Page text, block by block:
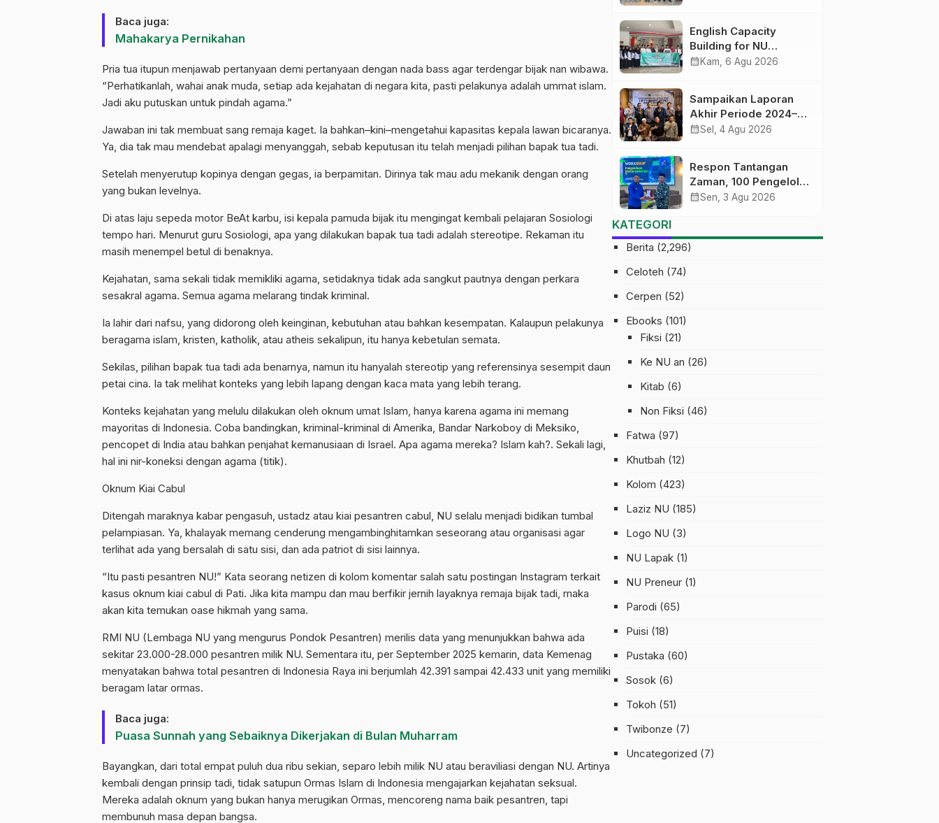
Baca juga:
Mahakarya Pernikahan
Pria tua itupun menjawab pertanyaan demi pertanyaan dengan nada bass agar terdengar bijak nan wibawa.
“Perhatikanlah, wahai anak muda, setiap ada kejahatan di negara kita, pasti pelakunya adalah ummat islam.
Jadi aku putuskan untuk pindah agama.”
Jawaban ini tak membuat sang remaja kaget. Ia bahkan–kini–mengetahui kapasitas kepala lawan bicaranya.
Ya, dia tak mau mendebat apalagi menyanggah, sebab keputusan itu telah menjadi pilihan bapak tua tadi.
Setelah menyerutup kopinya dengan gegas, ia berpamitan. Dirinya tak mau adu mekanik dengan orang
yang bukan levelnya.
Di atas laju sepeda motor BeAt karbu, isi kepala pamuda bijak itu mengingat kembali pelajaran Sosiologi
tempo hari. Menurut guru Sosiologi, apa yang dilakukan bapak tua tadi adalah stereotipe. Rekaman itu
masih menempel betul di benaknya.
Kejahatan, sama sekali tidak memikliki agama, setidaknya tidak ada sangkut pautnya dengan perkara
sesakral agama. Semua agama melarang tindak kriminal.
Ia lahir dari nafsu, yang didorong oleh keinginan, kebutuhan atau bahkan kesempatan. Kalaupun pelakunya
beragama islam, kristen, katholik, atau atheis sekalipun, itu hanya kebetulan semata.
Sekilas, pilihan bapak tua tadi ada benarnya, namun itu hanyalah stereotip yang referensinya sesempit daun
petai cina. Ia tak melihat konteks yang lebih lapang dengan kaca mata yang lebih terang.
Konteks kejahatan yang melulu dilakukan oleh oknum umat Islam, hanya karena agama ini memang
mayoritas di Indonesia. Coba bandingkan, kriminal-kriminal di Amerika, Bandar Narkoboy di Meksiko,
pencopet di India atau bahkan penjahat kemanusiaan di Israel. Apa agama mereka? Islam kah?. Sekali lagi,
hal ini nir-koneksi dengan agama (titik).
Oknum Kiai Cabul
Ditengah maraknya kabar pengasuh, ustadz atau kiai pesantren cabul, NU selalu menjadi bidikan tumbal
pelampiasan. Ya, khalayak memang cenderung mengambinghitamkan seseorang atau organisasi agar
terlihat ada yang bersalah di satu sisi, dan ada patriot di sisi lainnya.
“Itu pasti pesantren NU!” Kata seorang netizen di kolom komentar salah satu postingan Instagram terkait
kasus oknum kiai cabul di Pati. Jika kita mampu dan mau berfikir jernih layaknya remaja bijak tadi, maka
akan kita temukan oase hikmah yang sama.
RMI NU (Lembaga NU yang mengurus Pondok Pesantren) merilis data yang menunjukkan bahwa ada
sekitar 23.000-28.000 pesantren milik NU. Sementara itu, per September 2025 kemarin, data Kemenag
menyatakan bahwa total pesantren di Indonesia Raya ini berjumlah 42.391 sampai 42.433 unit yang memiliki
beragam latar ormas.
Baca juga:
Puasa Sunnah yang Sebaiknya Dikerjakan di Bulan Muharram
Bayangkan, dari total empat puluh dua ribu sekian, separo lebih milik NU atau beraviliasi dengan NU. Artinya
kembali dengan prinsip tadi, tidak satupun Ormas Islam di Indonesia mengajarkan kejahatan seksual.
Mereka adalah oknum yang bukan hanya merugikan Ormas, mencoreng nama baik pesantren, tapi
membunuh masa depan bangsa.
English Capacity
Building for NU
Educators PWNU Jawa
Menuju Masa Depan
calendar_month Kam, 6 Agu 2026
Sampaikan Laporan
Akhir Periode 2024–
2026, LSP P2 Ma’arif
calendar_monthSel, 4 Agu 2026
Respon Tantangan
Zaman, 100 Pengelola
Medsos Sekolah
Digital
calendar_monthSen, 3 Agu 2026
KATEGORI
Berita (2,296)
Celoteh (74)
Cerpen (52)
Ebooks (101)
Fiksi (21)
Ke NU an (26)
Kitab (6)
Non Fiksi (46)
Fatwa (97)
Khutbah (12)
Kolom (423)
Laziz NU (185)
Logo NU (3)
NU Lapak (1)
NU Preneur (1)
Parodi (65)
Puisi (18)
Pustaka (60)
Sosok (6)
Tokoh (51)
Twibonze (7)
Uncategorized (7)